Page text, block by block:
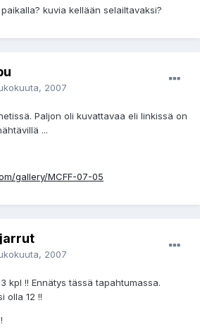
kuvia kellään selailtavaksi?
2007
Paljon oli kuvattavaa eli linkissä on
...
gallery/MCFF-07-05
2007
kpl !! Ennätys tässä tapahtumassa.
olla 12 !!